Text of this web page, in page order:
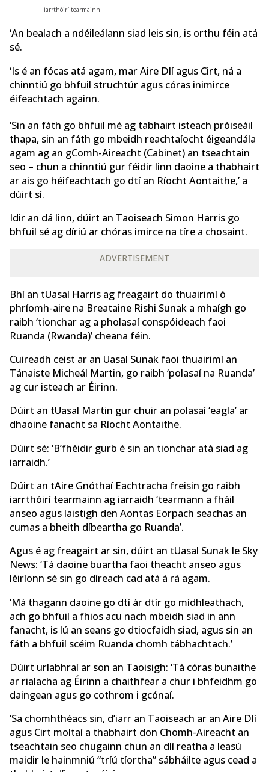
iarrthóirí tearmainn
‘An bealach a ndéileálann siad leis sin, is orthu féin atá
sé.
‘Is é an fócas atá agam, mar Aire Dlí agus Cirt, ná a
chinntiú go bhfuil struchtúr agus córas inimirce
éifeachtach againn.
‘Sin an fáth go bhfuil mé ag tabhairt isteach próiseáil
thapa, sin an fáth go mbeidh reachtaíocht éigeandála
agam ag an gComh-Aireacht (Cabinet) an tseachtain
seo – chun a chinntiú gur féidir linn daoine a thabhairt
ar ais go héifeachtach go dtí an Ríocht Aontaithe,’ a
dúirt sí.
Idir an dá linn, dúirt an Taoiseach Simon Harris go
bhfuil sé ag díriú ar chóras imirce na tíre a chosaint.
ADVERTISEMENT
Bhí an tUasal Harris ag freagairt do thuairimí ó
phríomh-aire na Breataine Rishi Sunak a mhaígh go
raibh ‘tionchar ag a pholasaí conspóideach faoi
Ruanda (Rwanda)’ cheana féin.
Cuireadh ceist ar an Uasal Sunak faoi thuairimí an
Tánaiste Micheál Martin, go raibh ‘polasaí na Ruanda’
ag cur isteach ar Éirinn.
Dúirt an tUasal Martin gur chuir an polasaí ‘eagla’ ar
dhaoine fanacht sa Ríocht Aontaithe.
Dúirt sé: ‘B’fhéidir gurb é sin an tionchar atá siad ag
iarraidh.’
Dúirt an tAire Gnóthaí Eachtracha freisin go raibh
iarrthóirí tearmainn ag iarraidh ‘tearmann a fháil
anseo agus laistigh den Aontas Eorpach seachas an
cumas a bheith díbeartha go Ruanda’.
Agus é ag freagairt ar sin, dúirt an tUasal Sunak le Sky
News: ‘Tá daoine buartha faoi theacht anseo agus
léiríonn sé sin go díreach cad atá á rá agam.
‘Má thagann daoine go dtí ár dtír go mídhleathach,
ach go bhfuil a fhios acu nach mbeidh siad in ann
fanacht, is lú an seans go dtiocfaidh siad, agus sin an
fáth a bhfuil scéim Ruanda chomh tábhachtach.’
Dúirt urlabhraí ar son an Taoisigh: ‘Tá córas bunaithe
ar rialacha ag Éirinn a chaithfear a chur i bhfeidhm go
daingean agus go cothrom i gcónaí.
‘Sa chomhthéacs sin, d’iarr an Taoiseach ar an Aire Dlí
agus Cirt moltaí a thabhairt don Chomh-Aireacht an
tseachtain seo chugainn chun an dlí reatha a leasú
maidir le hainmniú “tríú tíortha” sábháilte agus cead a